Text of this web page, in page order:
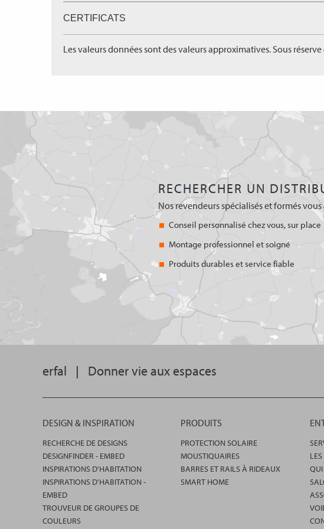
CERTIFICATS
Les valeurs données sont des valeurs approximatives. Sous
RECHERCHER UN
Nos revendeurs spécialisés et formés
Conseil personnalisé chez vous, sur place
Montage professionnel et soigné
Produits durables et service fiable
erfal | Donner vie aux espaces
DESIGN & INSPIRATION
RECHERCHE DE DESIGNS
DESIGNFINDER - EMBED
INSPIRATIONS D'HABITATION
INSPIRATIONS D'HABITATION -
EMBED
TROUVEUR DE GROUPES DE
COULEURS
PRODUITS
PROTECTION SOLAIRE
MOUSTIQUAIRES
BARRES ET RAILS À RIDEAUX
SMART HOME